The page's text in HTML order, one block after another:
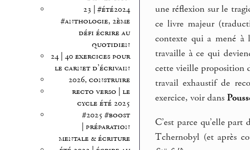
23 | #été2024
#anthologie, 2ème
défi écrire au
quotidien
24 | 40 exercices pour
le carnet d’écrivain
2026, construire
recto verso | le
cycle été 2025
#2025 #boost
| préparation
mentale & écriture
une réflexion sur le
ce livre majeur
contexte qui a mené à
travaille à ce qui
cette vieille proposition
travail exhaustif de
exercice, voir dans
C’est parce qu’elle
Tchernobyl (et après